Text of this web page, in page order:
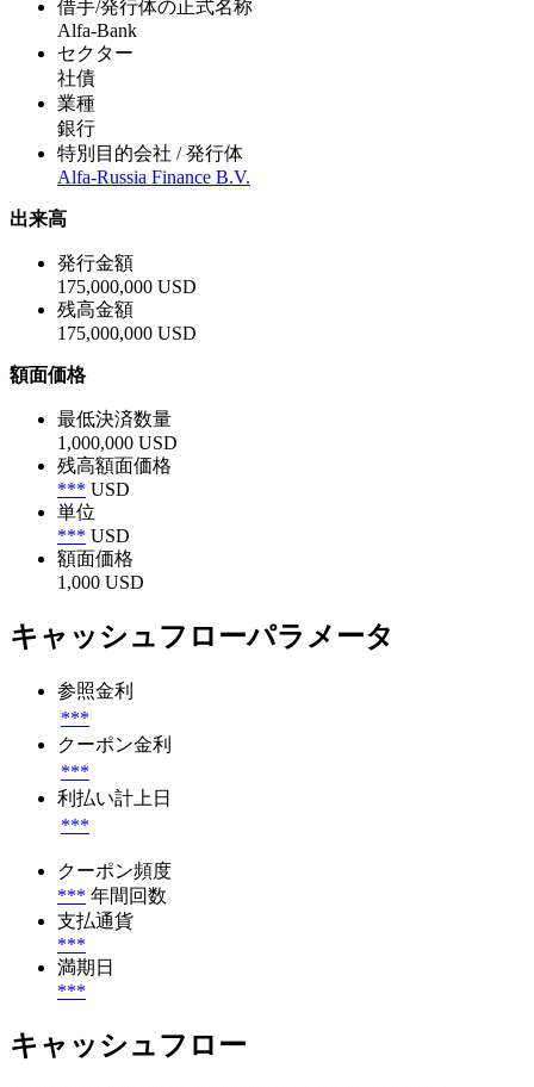
借手/発行体の正式名称
Alfa-Bank
セクター
社債
業種
銀行
特別目的会社 / 発行体
Alfa-Russia Finance B.V.
出来高
発行金額
175,000,000 USD
残高金額
175,000,000 USD
額面価格
最低決済数量
1,000,000 USD
残高額面価格
*** USD
単位
*** USD
額面価格
1,000 USD
キャッシュフローパラメータ
参照金利
***
クーポン金利
***
利払い計上日
***
クーポン頻度
*** 年間回数
支払通貨
***
満期日
***
キャッシュフロー